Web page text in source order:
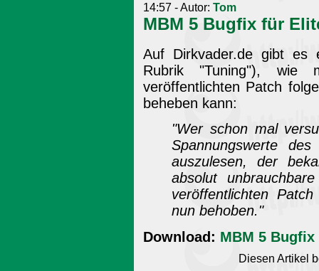
14:57 - Autor: Tom
MBM 5 Bugfix für
Auf Dirkvader.de gibt
Rubrik "Tuning"),
veröffentlichten Patch
beheben kann:
"Wer schon mal
Spannungswerte
auszulesen, der
absolut
veröffentlichten
nun behoben."
Download: MBM 5
Diesen Artikel